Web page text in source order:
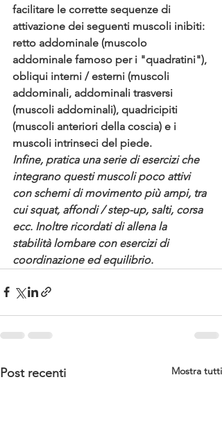
facilitare le corrette sequenze di
attivazione dei seguenti muscoli inibiti:
retto addominale (muscolo
addominale famoso per i "quadratini"),
obliqui interni / esterni (muscoli
addominali, addominali trasversi
(muscoli addominali), quadricipiti
(muscoli anteriori della coscia) e i
muscoli intrinseci del piede.
Infine, pratica una serie di esercizi che
integrano questi muscoli poco attivi
con schemi di movimento più ampi, tra
cui squat, affondi / step-up, salti, corsa
ecc. Inoltre ricordati di allena la
stabilità lombare con esercizi di
coordinazione ed equilibrio.
Post recenti Mostra tutti